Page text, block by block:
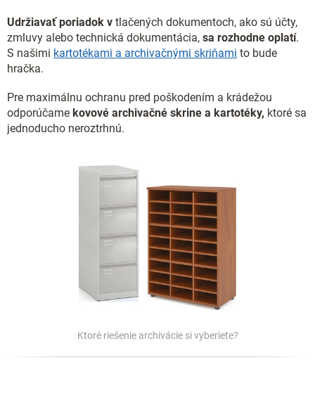
Udržiavať poriadok v tlačených dokumentoch, ako sú účty,
zmluvy alebo technická dokumentácia, sa rozhodne oplatí.
S našimi kartotékami a archivačnými skriňami to bude
hračka.
Pre maximálnu ochranu pred poškodením a krádežou
odporúčame kovové archivačné skrine a kartotéky, ktoré sa
jednoducho neroztrhnú.
Ktoré riešenie archivácie si vyberiete?